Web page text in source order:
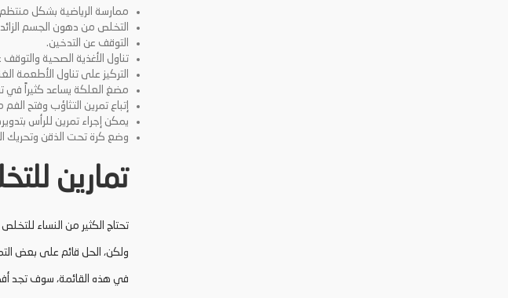
ممارسة الرياضية بشكل
التخلص من دهون الجسم
التوقف عن التدخين.
تناول الأغذية الصحية
التركيز على تناول الأطعمة
مضغ العلكة يساعد كثيراً في
إتباع تمرين التثاؤب وفتح
يمكن إجراء تمرين للرأس
وضع كرة تحت الذقن وتحريك
تمارين
تحتاج الكثير من النساء
ولكن، الحل قائم على بعض
في هذه القائمة، سوف تجد أفضل 8 تمارين